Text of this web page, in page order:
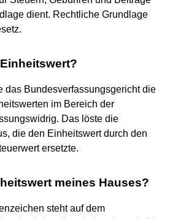
dient. Rechtliche Grundlage
das Bundesverfassungsgericht die
im Bereich der
Das löste die
die den Einheitswert durch den
ersetzte.
meines Hauses?
steht auf dem